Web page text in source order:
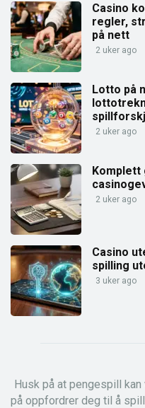
Casino
regler,
på nett
2 uker ago
Lotto på
2 uker ago
Komplett
2 uker ago
Casino
spilling
3 uker ago
Husk på at pengespill
på oppfordrer deg til å